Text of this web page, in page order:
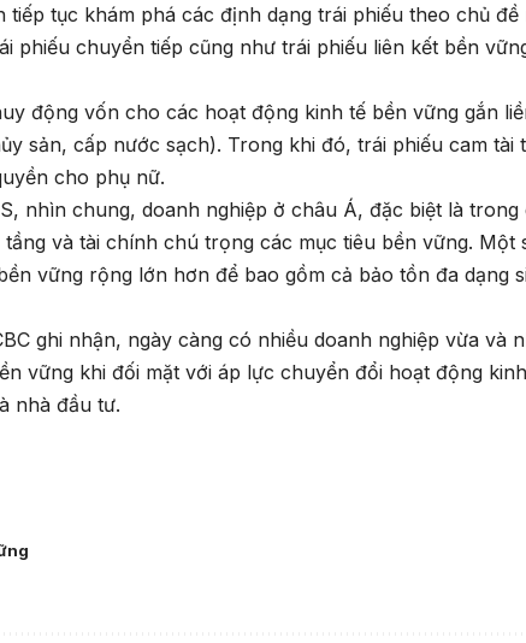
tiếp tục khám phá các định dạng trái phiếu theo chủ đề
phiếu chuyển tiếp cũng như trái phiếu liên kết bền
động vốn cho các hoạt động kinh tế bền vững gắn
sản, cấp nước sạch). Trong khi đó, trái phiếu cam tài
cho phụ nữ.
nhìn chung, doanh nghiệp ở châu Á, đặc biệt là trong
và tài chính chú trọng các mục tiêu bền vững. Một
vững rộng lớn hơn để bao gồm cả bảo tồn đa dạng
ghi nhận, ngày càng có nhiều doanh nghiệp vừa và
vững khi đối mặt với áp lực chuyển đổi hoạt động
nhà đầu tư.